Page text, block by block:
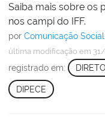
Saiba mais sobre os
nos campi do IFF.
por Comunicação
última modificação em
registrado em:
DIPECE